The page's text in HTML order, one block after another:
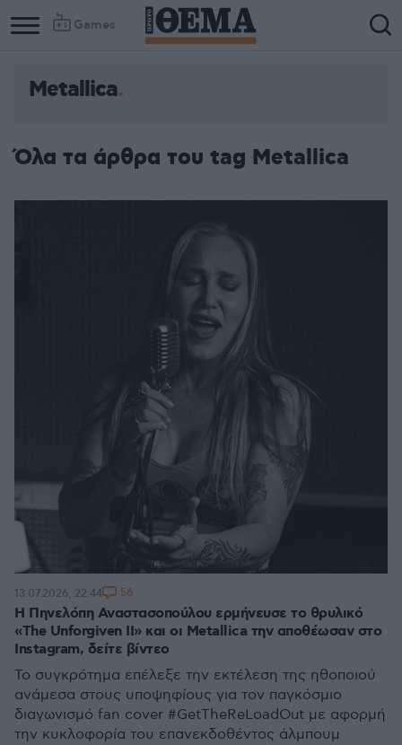
Games
Metallica
Όλα τα άρθρα του tag Metallica
Η Πηνελόπη Αναστασοπούλου ερμήνευσε το θρυλικό
«The Unforgiven II» και οι Metallica την αποθέωσαν στο
Instagram, δείτε βίντεο
Το συγκρότημα επέλεξε την εκτέλεση της ηθοποιού
ανάμεσα στους υποψηφίους για τον παγκόσμιο
διαγωνισμό fan cover #GetTheReLoadOut με αφορμή
την κυκλοφορία του επανεκδοθέντος άλμπουμ
13.07.2026, 22:44 56